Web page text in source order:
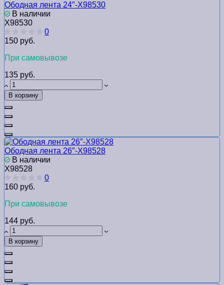
Ободная лента 24″-Х98530
В наличии
Х98530
0
150 руб.
При самовывозе
135 руб.
В корзину
Ободная лента 26″-Х98528
В наличии
Х98528
0
160 руб.
При самовывозе
144 руб.
В корзину